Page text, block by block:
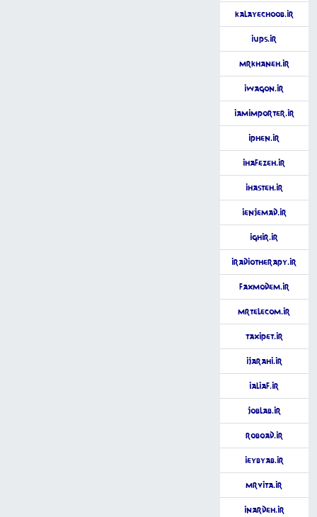
KalayeChoob.ir
iUPS.ir
MrKhaneh.ir
iWagon.ir
iAmImporter.ir
iPhen.ir
iHafezeh.ir
iHasteh.ir
iEnjemad.ir
iGhir.ir
iRadioTherapy.ir
FaxModem.ir
MrTelecom.ir
TaxiPet.ir
iJarahi.ir
iAliaf.ir
JobLab.ir
RoboAd.ir
iEybYab.ir
MrVita.ir
iNardeh.ir